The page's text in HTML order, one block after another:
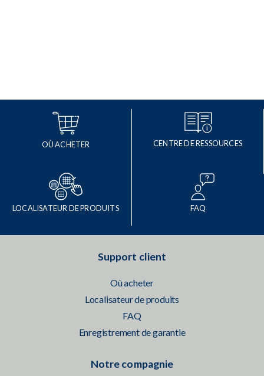
OÙ ACHETER CENTRE DE RESSOURCES
LOCALISATEUR DE PRODUITS FAQ
Support client
Où acheter
Localisateur de produits
FAQ
Enregistrement de garantie
Notre compagnie